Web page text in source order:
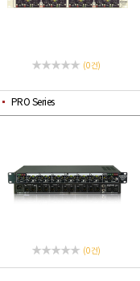
(0 건)
PRO Series
(0 건)